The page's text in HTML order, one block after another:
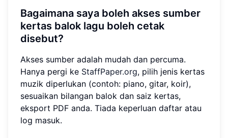
Bagaimana saya boleh akses sumber
kertas balok lagu boleh cetak
disebut?
Akses sumber adalah mudah dan percuma.
Hanya pergi ke StaffPaper.org, pilih jenis kertas
muzik diperlukan (contoh: piano, gitar, koir),
sesuaikan bilangan balok dan saiz kertas,
eksport PDF anda. Tiada keperluan daftar atau
log masuk.